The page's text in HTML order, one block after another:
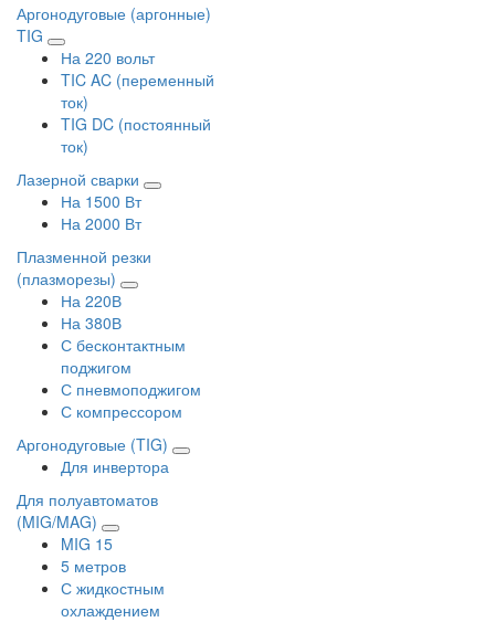
Аргонодуговые (аргонные)
TIG
На 220 вольт
TIC AC (переменный
ток)
TIG DC (постоянный
ток)
Лазерной сварки
На 1500 Вт
На 2000 Вт
Плазменной резки
(плазморезы)
На 220В
На 380В
С бесконтактным
поджигом
С пневмоподжигом
С компрессором
Аргонодуговые (TIG)
Для инвертора
Для полуавтоматов
(MIG/MAG)
MIG 15
5 метров
С жидкостным
охлаждением